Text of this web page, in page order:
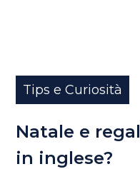
Tips e Curiosità
Natale e
in inglese?